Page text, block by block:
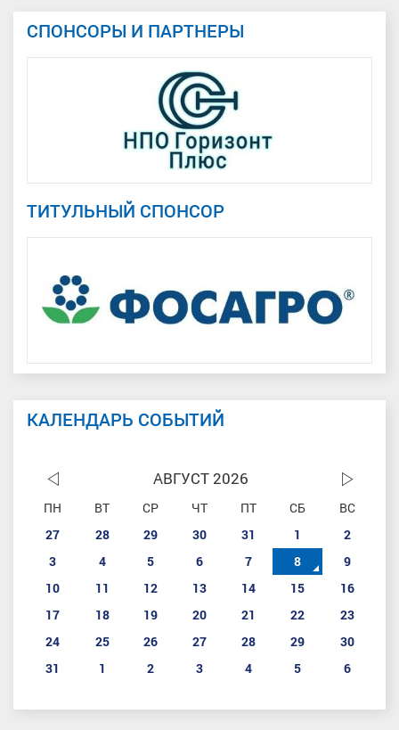
СПОНСОРЫ И ПАРТНЕРЫ
ТИТУЛЬНЫЙ СПОНСОР
КАЛЕНДАРЬ СОБЫТИЙ
АВГУСТ 2026
ПН ВТ СР ЧТ ПТ СБ
ВС
27
28 29 30 31 1
2
3
4 5 6 7 8
9
10
11 12 13 14 15
16
17
18 19 20 21 22
23
24
25 26 27 28 29
30
31
1 2 3 4 5 6